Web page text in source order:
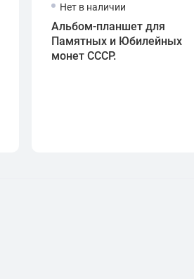
Нет в наличии
Альбом-планшет для
Памятных и Юбилейных
монет СССР.